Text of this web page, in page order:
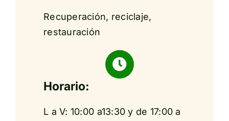
Recuperación, reciclaje,
restauración
Horario:
L a V: 10:00 a13:30 y de 17:00 a